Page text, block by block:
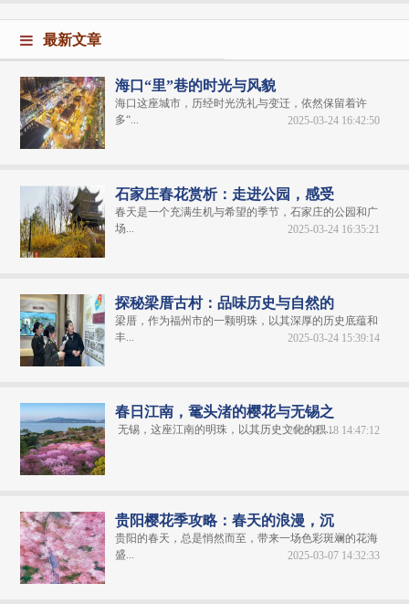
最新文章
海口“里”巷的时光与风貌
海口这座城市，历经时光洗礼与变迁，依然保留着许
多“...
2025-03-24 16:42:50
石家庄春花赏析：走进公园，感受
春天是一个充满生机与希望的季节，石家庄的公园和广
场...
2025-03-24 16:35:21
探秘梁厝古村：品味历史与自然的
梁厝，作为福州市的一颗明珠，以其深厚的历史底蕴和
丰...
2025-03-24 15:39:14
春日江南，鼋头渚的樱花与无锡之
无锡，这座江南的明珠，以其历史文化的积...2025-03-18 14:47:12
贵阳樱花季攻略：春天的浪漫，沉
贵阳的春天，总是悄然而至，带来一场色彩斑斓的花海
盛...
2025-03-07 14:32:33